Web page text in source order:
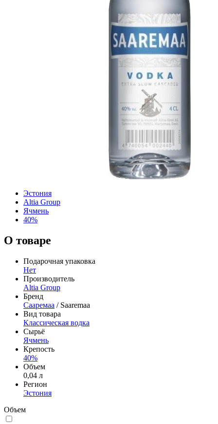
Эстония
Altia Group
Ячмень
40%
О товаре
Подарочная упаковка
Нет
Производитель
Altia Group
Бренд
Сааремаа / Saaremaa
Вид товара
Классическая водка
Сырьё
Ячмень
Крепость
40%
Объем
0,04 л
Регион
Эстония
Объем